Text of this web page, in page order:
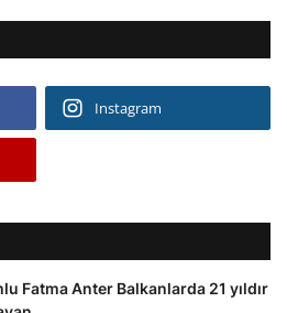
Instagram
Fatma Anter Balkanlarda 21 yıldır